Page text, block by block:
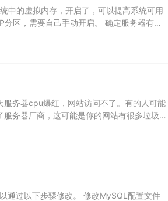
中的虚拟内存，开启了，可以提高系统可用
区，需要自己手动开启。 确定服务器有没
务器cpu爆红，网站访问不了。有的人可能
务器厂商，这可能是你的网站有很多垃圾IP
通过以下步骤修改。 修改MySQL配置文件